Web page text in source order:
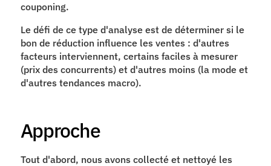
couponing.
Le défi de ce type d'analyse est de déterminer si le
bon de réduction influence les ventes : d'autres
facteurs interviennent, certains faciles à mesurer
(prix des concurrents) et d'autres moins (la mode et
d'autres tendances macro).
Approche
Tout d'abord, nous avons collecté et nettoyé les